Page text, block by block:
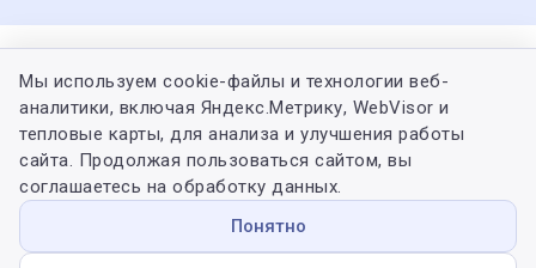
Мы используем cookie-файлы и технологии веб-
аналитики, включая Яндекс.Метрику, WebVisor и
тепловые карты, для анализа и улучшения работы
сайта. Продолжая пользоваться сайтом, вы
соглашаетесь на обработку данных.
Понятно